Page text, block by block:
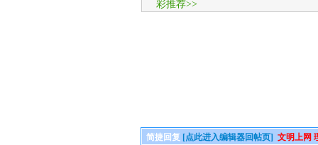
彩推荐>>
简捷回复 [点此进入编辑器回帖页] 文明上网